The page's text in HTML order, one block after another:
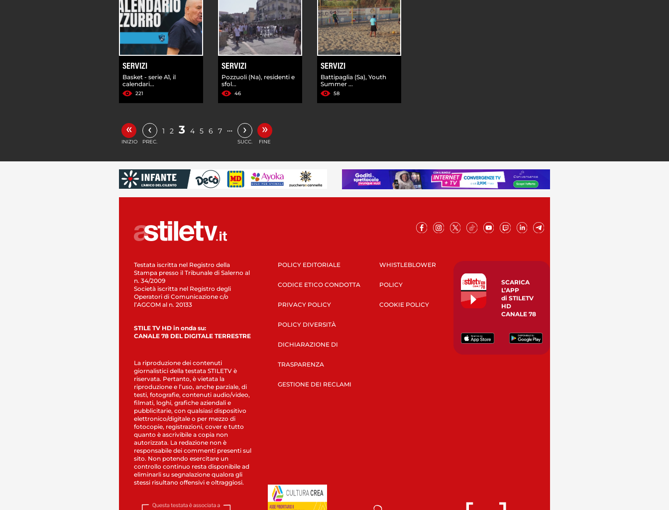
SERVIZI
Basket - serie A1, il
calendari...
221
SERVIZI
Pozzuoli (Na), residenti e
sfol...
46
SERVIZI
Battipaglia (Sa), Youth
Summer ...
58
«
INIZIO
‹
PREC.
1 2 3 4 5 6 7 … ›
SUCC.
»
FINE
Testata iscritta nel Registro della
Stampa presso il Tribunale di Salerno al
n. 34/2009
Società iscritta nel Registro degli
Operatori di Comunicazione c/o
l’AGCOM al n. 20133
STILE TV HD in onda su:
CANALE 78 DEL DIGITALE TERRESTRE
La riproduzione dei contenuti
giornalistici della testata STILETV è
riservata. Pertanto, è vietata la
riproduzione e l’uso, anche parziale, di
testi, fotografie, contenuti audio/video,
filmati, loghi, grafiche aziendali e
pubblicitarie, con qualsiasi dispositivo
elettronico/digitale o per mezzo di
fotocopie, registrazioni, cover e tutto
quanto è ascrivibile a copia non
autorizzata. La redazione non è
responsabile dei commenti presenti sul
sito. Non potendo esercitare un
controllo continuo resta disponibile ad
eliminarli su segnalazione qualora gli
stessi risultano offensivi e oltraggiosi.
POLICY EDITORIALE
CODICE ETICO CONDOTTA
PRIVACY POLICY
POLICY DIVERSITÀ
DICHIARAZIONE DI
TRASPARENZA
GESTIONE DEI RECLAMI
WHISTLEBLOWER
POLICY
COOKIE POLICY
SCARICA
L’APP
di STILETV
HD
CANALE 78